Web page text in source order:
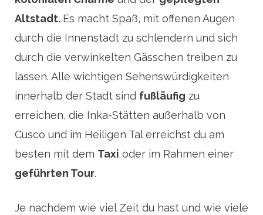
Altstadt. Es macht Spaß, mit offenen Augen
durch die Innenstadt zu schlendern und sich
durch die verwinkelten Gässchen treiben zu
lassen. Alle wichtigen Sehenswürdigkeiten
innerhalb der Stadt sind fußläufig zu
erreichen, die Inka-Stätten außerhalb von
Cusco und im Heiligen Tal erreichst du am
besten mit dem Taxi oder im Rahmen einer
geführten Tour.
Je nachdem wie viel Zeit du hast und wie viele